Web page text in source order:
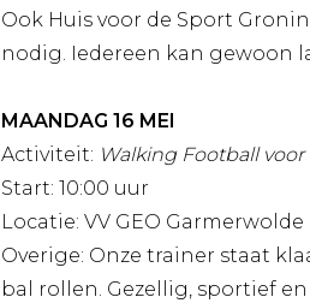
Ook Huis voor de Sport
nodig. Iedereen kan gewoon
MAANDAG 16 MEI
Activiteit: Walking Football
Start: 10:00 uur
Locatie: VV GEO Garmerwolde
Overige: Onze trainer staat
bal rollen. Gezellig, sportief